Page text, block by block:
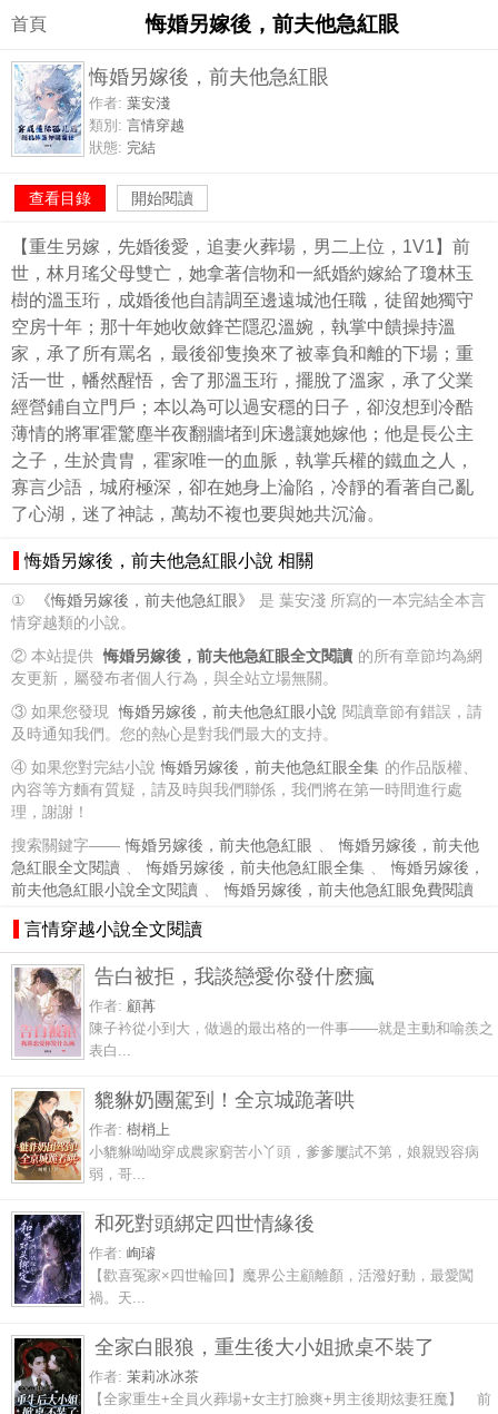
首頁 悔婚另嫁後，前夫他急紅眼
悔婚另嫁後，前夫他急紅眼
作者: 葉安淺
類別: 言情穿越
狀態: 完結
查看目錄 開始閱讀
【重生另嫁，先婚後愛，追妻火葬場，男二上位，1V1】前
世，林月瑤父母雙亡，她拿著信物和一紙婚約嫁給了瓊林玉
樹的溫玉珩，成婚後他自請調至邊遠城池任職，徒留她獨守
空房十年；那十年她收斂鋒芒隱忍溫婉，執掌中饋操持溫
家，承了所有罵名，最後卻隻換來了被辜負和離的下場；重
活一世，幡然醒悟，舍了那溫玉珩，擺脫了溫家，承了父業
經營鋪自立門戶；本以為可以過安穩的日子，卻沒想到冷酷
薄情的將軍霍驚塵半夜翻牆堵到床邊讓她嫁他；他是長公主
之子，生於貴胄，霍家唯一的血脈，執掌兵權的鐵血之人，
寡言少語，城府極深，卻在她身上淪陷，冷靜的看著自己亂
了心湖，迷了神誌，萬劫不複也要與她共沉淪。
悔婚另嫁後，前夫他急紅眼小說 相關
① 《悔婚另嫁後，前夫他急紅眼》
是 葉安淺 所寫的一本完結全本言
情穿越類的小說。
② 本站提供 悔婚另嫁後，前夫他急紅眼全文閱讀 的所有章節均為網
友更新，屬發布者個人行為，與全站立場無關。
③ 如果您發現 悔婚另嫁後，前夫他急紅眼小說 閱讀章節有錯誤，請
及時通知我們。您的熱心是對我們最大的支持。
④ 如果您對完結小說 悔婚另嫁後，前夫他急紅眼全集 的作品版權、
內容等方麵有質疑，請及時與我們聯係，我們將在第一時間進行處
理，謝謝！
搜索關鍵字—— 悔婚另嫁後，前夫他急紅眼 、
悔婚另嫁後，前夫他
急紅眼全文閱讀 、 悔婚另嫁後，前夫他急紅眼全集 、
悔婚另嫁後，
前夫他急紅眼小說全文閱讀 、 悔婚另嫁後，前夫他急紅眼免費閱讀
言情穿越小說全文閱讀
告白被拒，我談戀愛你發什麽瘋
作者: 顧苒
陳子衿從小到大，做過的最出格的一件事——就是主動和喻羨之
表白...
貔貅奶團駕到！全京城跪著哄
作者: 樹梢上
小貔貅呦呦穿成農家窮苦小丫頭，爹爹屢試不第，娘親毀容病
弱，哥...
和死對頭綁定四世情緣後
作者: 峋璿
【歡喜冤家×四世輪回】魔界公主顧離顏，活潑好動，最愛闖
禍。天...
全家白眼狼，重生後大小姐掀桌不裝了
作者: 茉莉冰冰茶
【全家重生+全員火葬場+女主打臉爽+男主後期炫妻狂魔】 前